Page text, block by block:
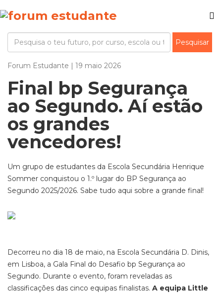
Forum Estudante | 19 maio 2026
Final bp Segurança
ao Segundo. Aí estão
os grandes
vencedores!
Um grupo de estudantes da Escola Secundária Henrique
Sommer conquistou o 1.º lugar do BP Segurança ao
Segundo 2025/2026. Sabe tudo aqui sobre a grande final!
Decorreu no dia 18 de maio, na Escola Secundária D. Dinis,
em Lisboa, a Gala Final do Desafio bp Segurança ao
Segundo. Durante o evento, foram reveladas as
classificações das cinco equipas finalistas. A equipa Little